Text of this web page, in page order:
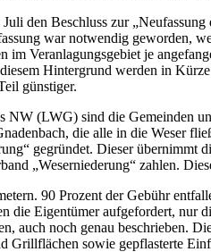
den Beschluss zur
war notwendig geworden,
Veranlagungsgebiet je
Hintergrund werden in
günstiger.
NW (LWG) sind die Gemeinden
die alle in die Weser
gegründet. Dieser
„Weserniederung“ zahlen.
90 Prozent der Gebühr
die Eigentümer aufgefordert, nur
auch noch genau beschrieben.
Grillflächen sowie gepflasterte